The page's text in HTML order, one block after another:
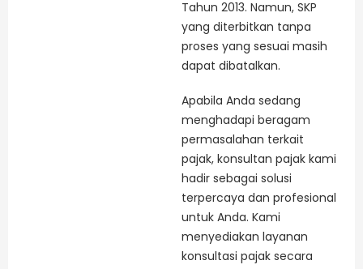
Tahun 2013. Namun, SKP
yang diterbitkan tanpa
proses yang sesuai masih
dapat dibatalkan.
Apabila Anda sedang
menghadapi beragam
permasalahan terkait
pajak, konsultan pajak kami
hadir sebagai solusi
terpercaya dan profesional
untuk Anda. Kami
menyediakan layanan
konsultasi pajak secara